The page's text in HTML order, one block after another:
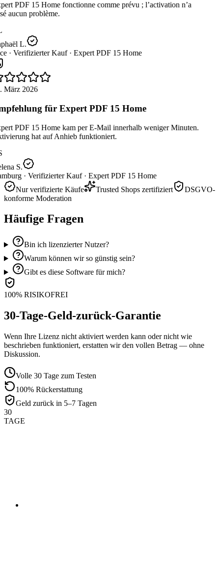
PDF 15 Home fonctionne comme prévu ; l’activation n’a
aucun problème.
L.
· Verifizierter Kauf · Expert PDF 15 Home
März 2026
für Expert PDF 15 Home
PDF 15 Home kam per E-Mail innerhalb weniger Minuten.
hat auf Anhieb funktioniert.
S.
· Verifizierter Kauf · Expert PDF 15 Home
Nur verifizierte Käufe
Trusted Shops zertifiziert
DSGVO-
konforme Moderation
Häufige Fragen
Bin ich lizenzierter Nutzer?
Warum können wir so günstig sein?
Gibt es diese Software für mich?
100% RISIKOFREI
30-Tage-Geld-zurück-Garantie
Wenn Ihre Lizenz nicht aktiviert werden kann oder nicht wie
beschrieben funktioniert, erstatten wir den vollen Betrag — ohne
Diskussion.
Volle 30 Tage zum Testen
100% Rückerstattung
Geld zurück in 5–7 Tagen
30
TAGE